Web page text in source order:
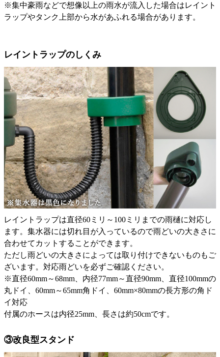
※集中豪雨などで想像以上の雨水が流入した場合はレイント
ラップやタンク上部から水があふれる場合があります。
レイントラップのしくみ
レイントラップは直径60ミリ～100ミリまでの雨樋に対応し
ます。集水器には切れ目が入っているので雨どいの大きさに
合わせてカットすることができます。
ただし雨どいの大きさによっては取り付けできないものもご
ざいます。対応雨どいを必ずご確認ください。
※直径60mm～68mm、内径77mm～直径90mm、直径100mmの
丸ドイ、60mm～65mm角ドイ、60mm×80mmの長方形の角ド
イ対応
付属のホースは内径25mm、長さは約50cmです。
③改良型スタンド